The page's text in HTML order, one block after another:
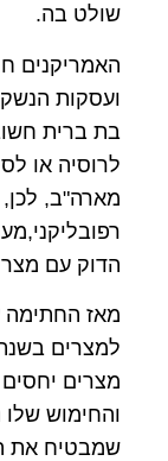
שולט בה.
האמריקנים
ועסקות
בת ברית
לרוסיה או
מארה"ב,
הדוק עם
מאז החתימה
מצרים
והחימוש
שמבטיח את